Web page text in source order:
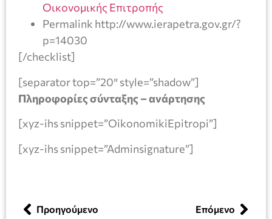
Οικονομικής Επιτροπής
Permalink http://www.ierapetra.gov.gr/?
p=14030
[/checklist]
[separator top=”20″ style=”shadow”]
Πληροφορίες σύνταξης – ανάρτησης
[xyz-ihs snippet=”OikonomikiEpitropi”]
[xyz-ihs snippet=”Adminsignature”]
Προηγούμενο Επόμενο